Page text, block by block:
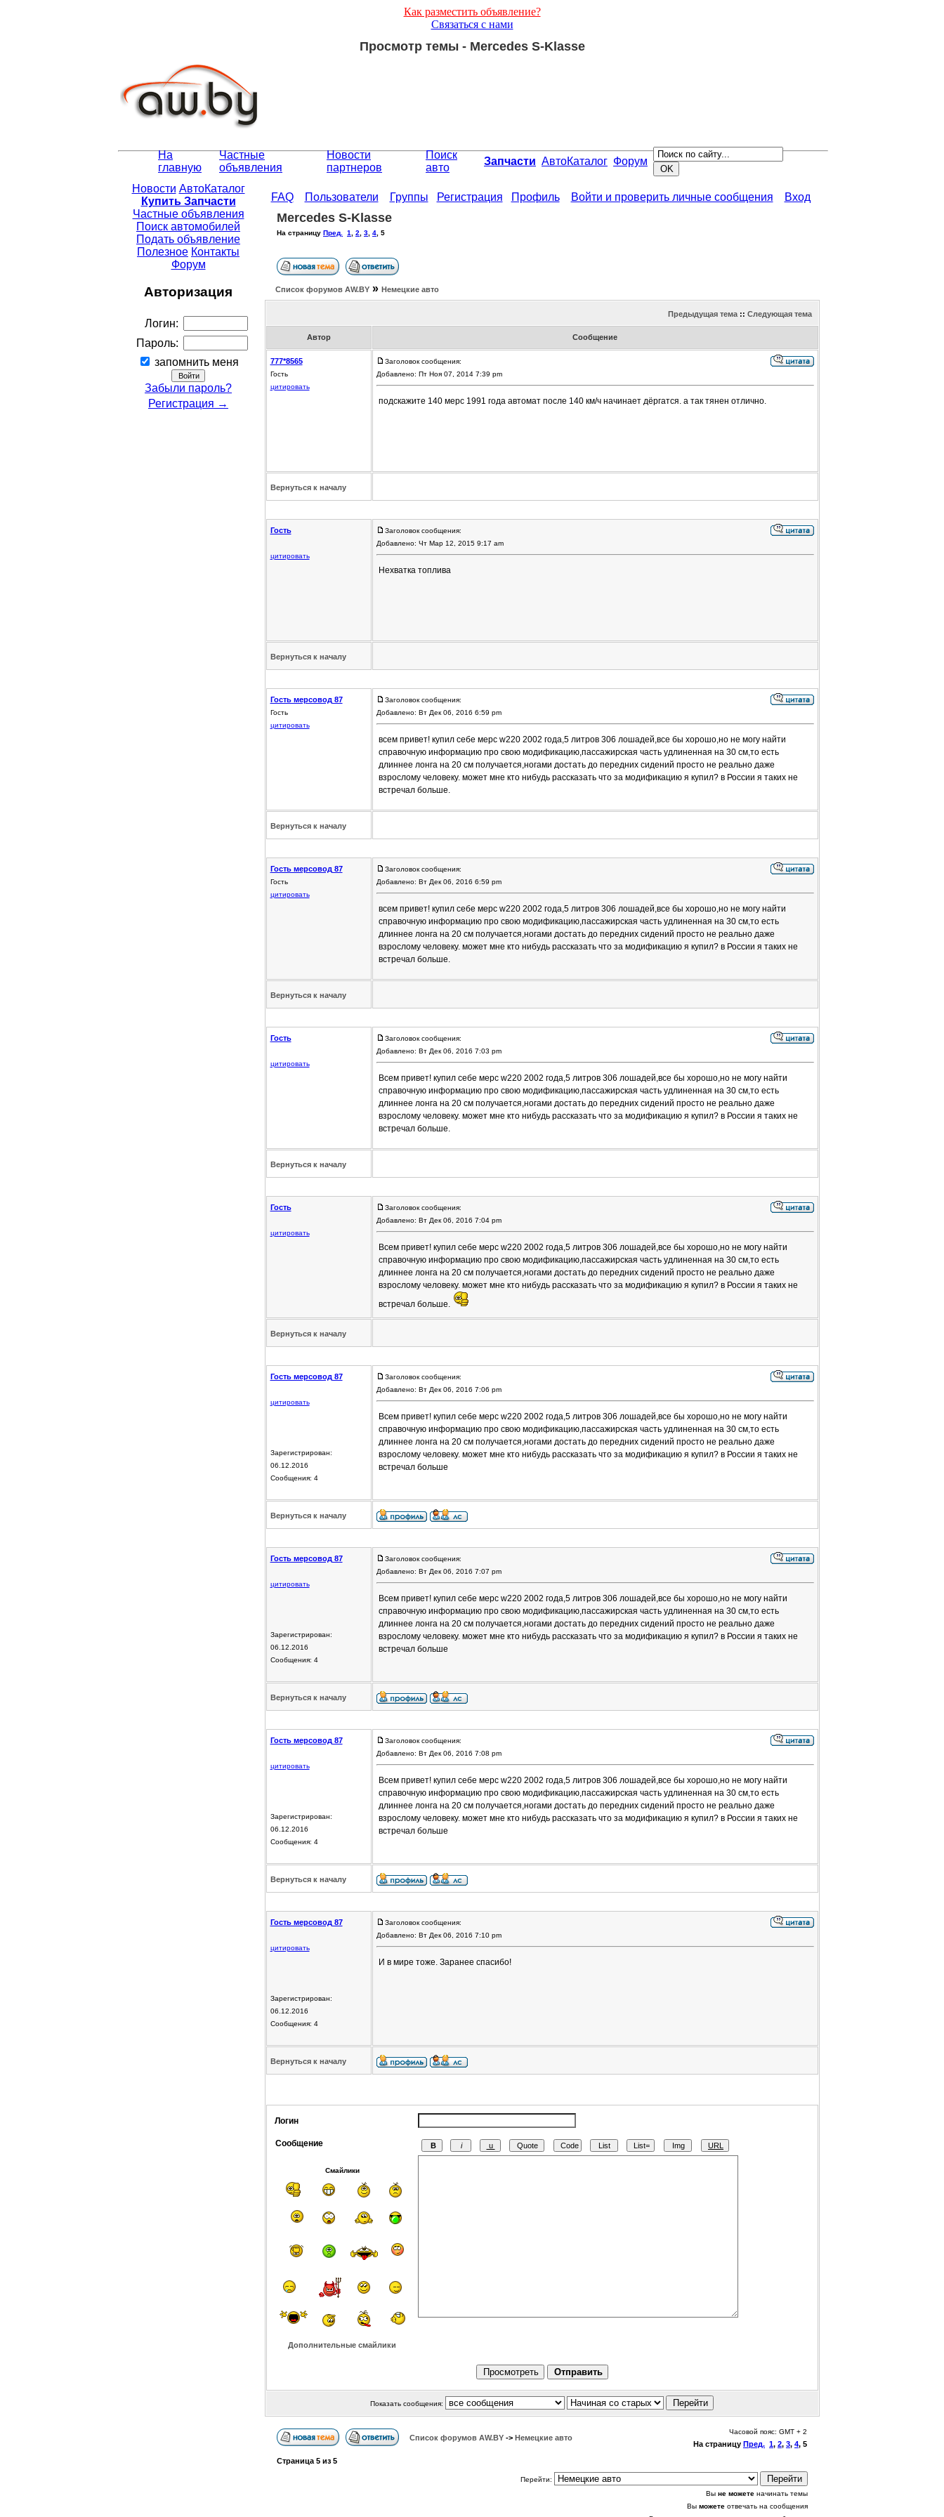
Как разместить объявление?
Связаться с нами
Просмотр темы - Mercedes S-Klasse
На
главную
Частные
объявления
Новости
партнеров
Поиск
авто
Запчасти АвтоКаталог Форум
Новости АвтоКаталог
Купить Запчасти
Частные объявления
Поиск автомобилей
Подать объявление
Полезное Контакты
Форум
Авторизация
Логин:
Пароль:
запомнить меня
Забыли пароль?
Регистрация →
FAQ Пользователи Группы Регистрация Профиль Войти и проверить личные сообщения Вход
Mercedes S-Klasse
На страницу Пред. 1 2 3 4 5
Список форумов АW.BY» Немецкие авто
Предыдущая тема:: Следующая тема
Автор Сообщение
777*8565
Гость
цитировать
Заголовок сообщения:
Добавлено: Пт Ноя 07, 2014 7:39 pm
подскажите 140 мерс 1991 года автомат после 140 км/ч начинает дёргатся. а так тянен отлично.
Вернуться к началу
Гость
цитировать
Заголовок сообщения:
Добавлено: Чт Мар 12, 2015 9:17 am
Нехватка топлива
Вернуться к началу
Гость мерсовод 87
Гость
цитировать
Заголовок сообщения:
Добавлено: Вт Дек 06, 2016 6:59 pm
всем привет! купил себе мерс w220 2002 года,5 литров 306 лошадей,все бы хорошо,но не могу найти
справочную информацию про свою модификацию,пассажирская часть удлиненная на 30 см,то есть
длиннее лонга на 20 см получается,ногами достать до передних сидений просто не реально даже
взрослому человеку. может мне кто нибудь рассказать что за модификацию я купил? в России я таких не
встречал больше.
Вернуться к началу
Гость мерсовод 87
Гость
цитировать
Заголовок сообщения:
Добавлено: Вт Дек 06, 2016 6:59 pm
всем привет! купил себе мерс w220 2002 года,5 литров 306 лошадей,все бы хорошо,но не могу найти
справочную информацию про свою модификацию,пассажирская часть удлиненная на 30 см,то есть
длиннее лонга на 20 см получается,ногами достать до передних сидений просто не реально даже
взрослому человеку. может мне кто нибудь рассказать что за модификацию я купил? в России я таких не
встречал больше.
Вернуться к началу
Гость
цитировать
Заголовок сообщения:
Добавлено: Вт Дек 06, 2016 7:03 pm
Всем привет! купил себе мерс w220 2002 года,5 литров 306 лошадей,все бы хорошо,но не могу найти
справочную информацию про свою модификацию,пассажирская часть удлиненная на 30 см,то есть
длиннее лонга на 20 см получается,ногами достать до передних сидений просто не реально даже
взрослому человеку. может мне кто нибудь рассказать что за модификацию я купил? в России я таких не
встречал больше.
Вернуться к началу
Гость
цитировать
Заголовок сообщения:
Добавлено: Вт Дек 06, 2016 7:04 pm
Всем привет! купил себе мерс w220 2002 года,5 литров 306 лошадей,все бы хорошо,но не могу найти
справочную информацию про свою модификацию,пассажирская часть удлиненная на 30 см,то есть
длиннее лонга на 20 см получается,ногами достать до передних сидений просто не реально даже
взрослому человеку. может мне кто нибудь рассказать что за модификацию я купил? в России я таких не
встречал больше.
Вернуться к началу
Гость мерсовод 87
цитировать
Зарегистрирован:
06.12.2016
Сообщения: 4
Заголовок сообщения:
Добавлено: Вт Дек 06, 2016 7:06 pm
Всем привет! купил себе мерс w220 2002 года,5 литров 306 лошадей,все бы хорошо,но не могу найти
справочную информацию про свою модификацию,пассажирская часть удлиненная на 30 см,то есть
длиннее лонга на 20 см получается,ногами достать до передних сидений просто не реально даже
взрослому человеку. может мне кто нибудь рассказать что за модификацию я купил? в России я таких не
встречал больше
Вернуться к началу
Гость мерсовод 87
цитировать
Зарегистрирован:
06.12.2016
Сообщения: 4
Заголовок сообщения:
Добавлено: Вт Дек 06, 2016 7:07 pm
Всем привет! купил себе мерс w220 2002 года,5 литров 306 лошадей,все бы хорошо,но не могу найти
справочную информацию про свою модификацию,пассажирская часть удлиненная на 30 см,то есть
длиннее лонга на 20 см получается,ногами достать до передних сидений просто не реально даже
взрослому человеку. может мне кто нибудь рассказать что за модификацию я купил? в России я таких не
встречал больше
Вернуться к началу
Гость мерсовод 87
цитировать
Зарегистрирован:
06.12.2016
Сообщения: 4
Заголовок сообщения:
Добавлено: Вт Дек 06, 2016 7:08 pm
Всем привет! купил себе мерс w220 2002 года,5 литров 306 лошадей,все бы хорошо,но не могу найти
справочную информацию про свою модификацию,пассажирская часть удлиненная на 30 см,то есть
длиннее лонга на 20 см получается,ногами достать до передних сидений просто не реально даже
взрослому человеку. может мне кто нибудь рассказать что за модификацию я купил? в России я таких не
встречал больше
Вернуться к началу
Гость мерсовод 87
цитировать
Зарегистрирован:
06.12.2016
Сообщения: 4
Заголовок сообщения:
Добавлено: Вт Дек 06, 2016 7:10 pm
И в мире тоже. Заранее спасибо!
Вернуться к началу
Логин
Сообщение
Смайлики
Дополнительные смайлики
Показать сообщения:
Список форумов АW.BY -> Немецкие авто
Часовой пояс: GMT + 2
На страницу Пред. 1, 2, 3, 4, 5
Страница 5 из 5
Перейти:
Вы не можете начинать темы
Вы можете отвечать на сообщения